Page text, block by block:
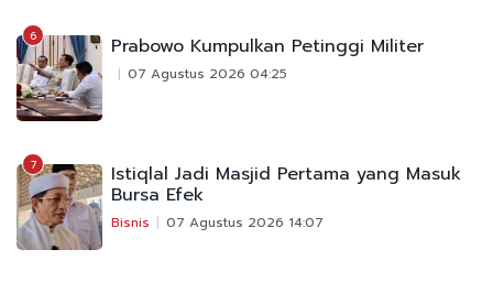
6 Prabowo Kumpulkan Petinggi Militer
07 Agustus 2026 04:25
7 Istiqlal Jadi Masjid Pertama yang Masuk
Bursa Efek
Bisnis 07 Agustus 2026 14:07